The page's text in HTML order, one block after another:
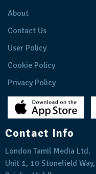
About
Contact Us
User Policy
Cookie Policy
Privacy Policy
Contact Info
London Tamil Media Ltd.
Unit 1, 10 Stonefield Way,